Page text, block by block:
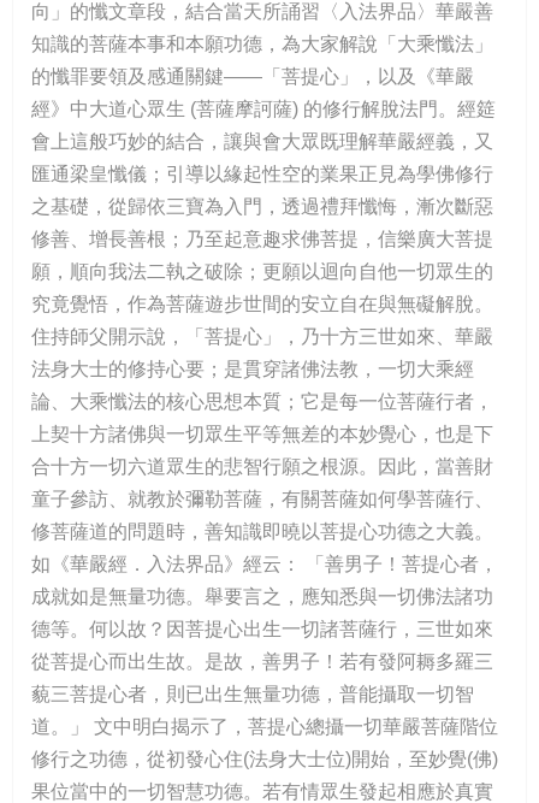
向」的懺文章段，結合當天所誦習〈入法界品〉華嚴善
知識的菩薩本事和本願功德，為大家解說「大乘懺法」
的懺罪要領及感通關鍵——「菩提心」，以及《華嚴
經》中大道心眾生 (菩薩摩訶薩) 的修行解脫法門。經筵
會上這般巧妙的結合，讓與會大眾既理解華嚴經義，又
匯通梁皇懺儀；引導以緣起性空的業果正見為學佛修行
之基礎，從歸依三寶為入門，透過禮拜懺悔，漸次斷惡
修善、增長善根；乃至起意趣求佛菩提，信樂廣大菩提
願，順向我法二執之破除；更願以迴向自他一切眾生的
究竟覺悟，作為菩薩遊步世間的安立自在與無礙解脫。
住持師父開示說，「菩提心」，乃十方三世如來、華嚴
法身大士的修持心要；是貫穿諸佛法教，一切大乘經
論、大乘懺法的核心思想本質；它是每一位菩薩行者，
上契十方諸佛與一切眾生平等無差的本妙覺心，也是下
合十方一切六道眾生的悲智行願之根源。因此，當善財
童子參訪、就教於彌勒菩薩，有關菩薩如何學菩薩行、
修菩薩道的問題時，善知識即曉以菩提心功德之大義。
如《華嚴經．入法界品》經云： 「善男子！菩提心者，
成就如是無量功德。舉要言之，應知悉與一切佛法諸功
德等。何以故？因菩提心出生一切諸菩薩行，三世如來
從菩提心而出生故。是故，善男子！若有發阿耨多羅三
藐三菩提心者，則已出生無量功德，普能攝取一切智
道。」 文中明白揭示了，菩提心總攝一切華嚴菩薩階位
修行之功德，從初發心住(法身大士位)開始，至妙覺(佛)
果位當中的一切智慧功德。若有情眾生發起相應於真實